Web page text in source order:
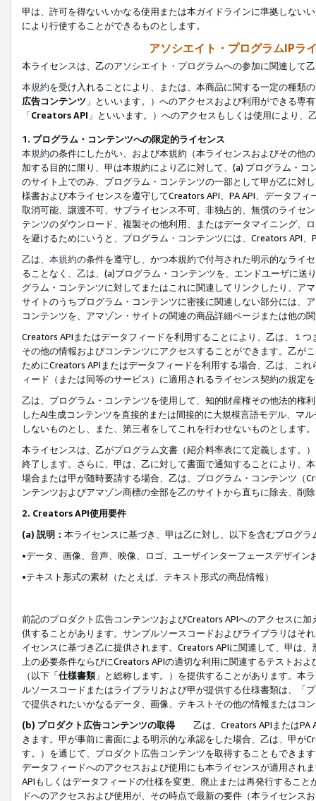
甲は、許可を得ないいかなる使用または本ガイドラインに準拠しない
により行使することができるものとします。
アソシエイト・プログラムIPラ
本ライセンスは、乙のアソシエイト・プログラムへの参加に関連して
本規約を受け入れることにより、または、本商品に関する一定の種類
広告コンテンツ 」といいます。）へのアクセスおよび利用ができる専
「Creators API 」といいます。）へのアクセスもしくは使用により
1. プログラム・コンテンツへの限定的ライセンス
本規約の条件にしたがい、および本規約（本ライセンスおよびその他
加する目的に限り、甲は本規約により乙に対して、(a) プログラム・
のサイト上でのみ、プログラム・コンテンツの一部として甲が乙に対
様書および本ライセンスを遵守してCreators API、PA API、データフ
取消可能、譲渡不可、サブライセンス不可、非独占的、無償のライセ
テンツのダウンロード、複製その他利用、またはデータマイニング、
を避けるためにいうと、プログラム・コンテンツには、Creators API
乙は、 本規約の条件を遵守し、かつ本規約で付与された明示的なライ
ることなく、乙は、(a)プログラム・コンテンツを、エンドユーザに
グラム・コンテンツに対してまたはこれに関連してリンクしたり、ア
サイトのうちプログラム・コンテンツに密接に関連しない部分には、
コンテンツを、アマゾン・サイトの関連の商品詳細ページまたは他の
Creators APIまたはデータフィードを利用することにより、乙は、１
その他の情報およびコンテンツにアクセスすることができます。乙が
ためにCreators APIまたはデータフィードを利用する場合、乙は、こ
ィード（または同等のサービス）に適用されるライセンス契約の規定
乙は、プログラム・コンテンツを使用して、知的財産権その他法的権
したAI生成コンテンツを直接的または間接的に大規模言語モデル、マ
しないものとし、また、第三者をしてこれを行わせないものとします。
本ライセンスは、乙がプログラム文書（紹介料率表にて定義します。
終了します。さらに、甲は、乙に対して書面で通知することにより、
場合または甲が随時要請する場合、乙は、プログラム・コンテンツ（
ンテンツおよびアマゾン商標の全部を乙のサイトから直ちに除去、削
2. Creators API使用要件
(a) 説明： 本ライセンスに基づき、甲は乙に対し、以下を含むプログ
•データ、画像、音声、映像、ロゴ、ユーザインターフェースデザイ
•テキスト形式の素材（たとえば、テキスト形式の商品情報）
前記のプロダクト広告コンテンツおよびCreators APIへのアクセスに
供することがあります。サンプルソースコードおよびライブラリはそ
イセンスに基づき乙に提供されます。Creators APIに関連して、甲は
上の必要条件ならびにCreators APIの適切な利用に関連するテストお
（以下「仕様書類」と総称します。）を提供することがあります。本
ルソースコードまたはライブラリおよび甲が提供する仕様書類は、「
で提供されたいかなるデータ、画像、テキストその他の情報またはコ
(b) プロダクト広告コンテンツの取得
乙は、Creators APIまたはPA
きます。甲が事前に書面による明示的な承認をした場合、乙は、甲が
す。）を通じて、プロダクト広告コンテンツを取得することもできま
データフィードへのアクセスおよび使用にも本ライセンスが適用され
APIもしくはデータフィードの仕様を変更、廃止または再発行するこ
ドへのアクセスおよび使用が、その時点で最新の要件（本ライセン